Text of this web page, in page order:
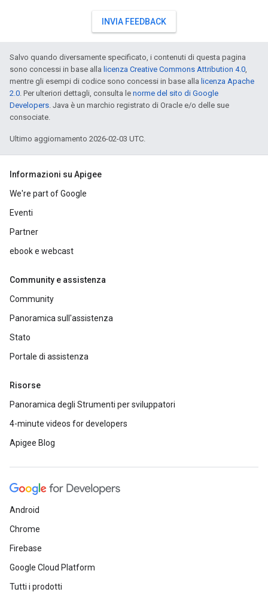
INVIA FEEDBACK
Salvo quando diversamente specificato, i contenuti di questa pagina
sono concessi in base alla licenza Creative Commons Attribution 4.0,
mentre gli esempi di codice sono concessi in base alla licenza Apache
2.0. Per ulteriori dettagli, consulta le norme del sito di Google
Developers. Java è un marchio registrato di Oracle e/o delle sue
consociate.
Ultimo aggiornamento 2026-02-03 UTC.
Informazioni su Apigee
We're part of Google
Eventi
Partner
ebook e webcast
Community e assistenza
Community
Panoramica sull'assistenza
Stato
Portale di assistenza
Risorse
Panoramica degli Strumenti per sviluppatori
4-minute videos for developers
Apigee Blog
Android
Chrome
Firebase
Google Cloud Platform
Tutti i prodotti